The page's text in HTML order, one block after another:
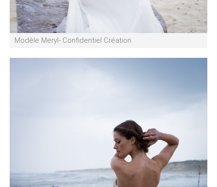
Modèle Meryl- Confidentiel Création